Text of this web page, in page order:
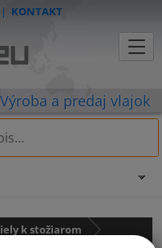
KONTAKT
k stožiarom